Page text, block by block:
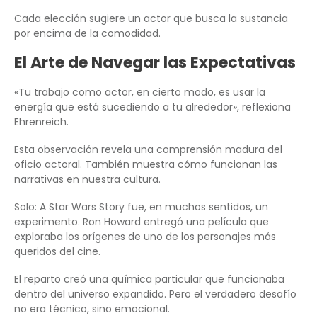
Cada elección sugiere un actor que busca la sustancia
por encima de la comodidad.
El Arte de Navegar las Expectativas
«Tu trabajo como actor, en cierto modo, es usar la
energía que está sucediendo a tu alrededor», reflexiona
Ehrenreich.
Esta observación revela una comprensión madura del
oficio actoral. También muestra cómo funcionan las
narrativas en nuestra cultura.
Solo: A Star Wars Story fue, en muchos sentidos, un
experimento. Ron Howard entregó una película que
exploraba los orígenes de uno de los personajes más
queridos del cine.
El reparto creó una química particular que funcionaba
dentro del universo expandido. Pero el verdadero desafío
no era técnico, sino emocional.